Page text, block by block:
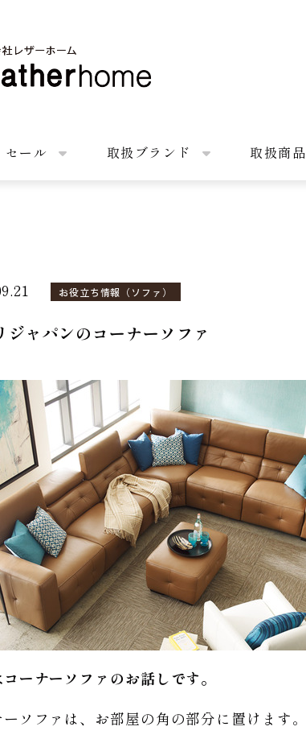
ホーム
セール 取扱ブランド 取扱商品
お役立ち情報（ソファ）
ジャパンのコーナーソファ
ーナーソファのお話しです。
ーソファは、お部屋の角の部分に置けます。